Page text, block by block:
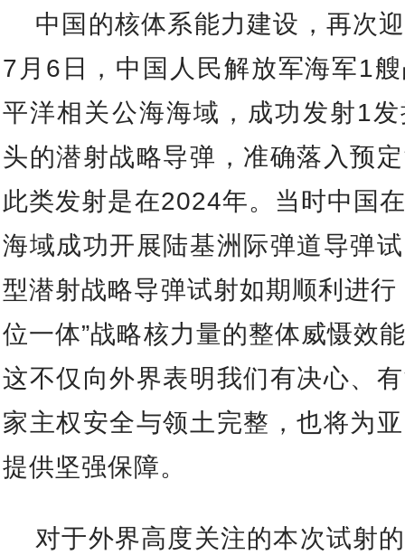
中国的核体系能力建设，再次
7月6日，中国人民解放军海军1
平洋相关公海海域，成功发射1
头的潜射战略导弹，准确落入预
此类发射是在2024年。当时中国
海域成功开展陆基洲际弹道导弹
型潜射战略导弹试射如期顺利进行
位一体”战略核力量的整体威慑效
这不仅向外界表明我们有决心、
家主权安全与领土完整，也将为
提供坚强保障。
对于外界高度关注的本次试射